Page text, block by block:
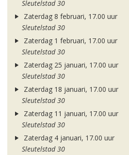
Sleutelstad 30
Zaterdag 8 februari, 17.00 uur
Sleutelstad 30
Zaterdag 1 februari, 17.00 uur
Sleutelstad 30
Zaterdag 25 januari, 17.00 uur
Sleutelstad 30
Zaterdag 18 januari, 17.00 uur
Sleutelstad 30
Zaterdag 11 januari, 17.00 uur
Sleutelstad 30
Zaterdag 4 januari, 17.00 uur
Sleutelstad 30